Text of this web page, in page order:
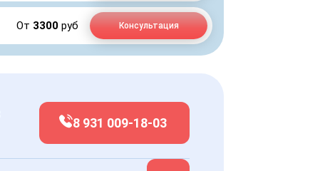
От 3300 руб Консультация
8 931 009-18-03